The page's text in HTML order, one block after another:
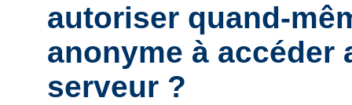
autoriser quand-
anonyme à accéder
serveur ?